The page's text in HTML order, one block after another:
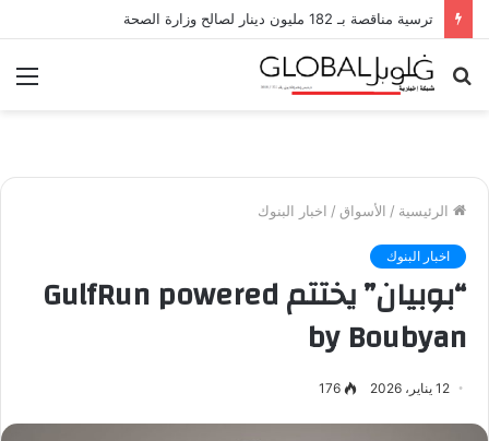
بحث
الرئيسية / الأسواق / اخبار البنوك
اخبار البنوك
“بوبيان” يختتم GulfRun powered
by Boubyan
12 يناير، 2026 176